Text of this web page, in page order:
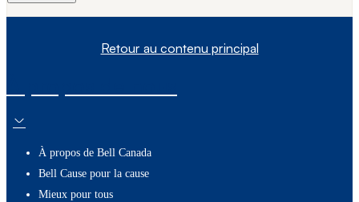
Retour au contenu principal
À propos de Bell Canada
Bell Cause pour la cause
Mieux pour tous